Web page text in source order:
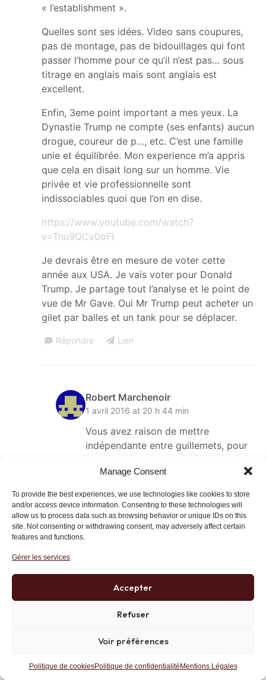
Manage Consent
To provide the best experiences, we use technologies like cookies to store
and/or access device information. Consenting to these technologies will
allow us to process data such as browsing behavior or unique IDs on this
site. Not consenting or withdrawing consent, may adversely affect certain
features and functions.
Gérer les services
Accepter
Refuser
Voir préférences
Politique de cookiesPolitique de confidentialité Mentions Légales
« l’establishment ».
Quelles sont ses idées. Video sans coupures,
pas de montage, pas de bidouillages qui font
passer l’homme pour ce qu’il n’est pas… sous
titrage en anglais mais sont anglais est
excellent.
Enfin, 3eme point important a mes yeux. La
Dynastie Trump ne compte (ses enfants) aucun
drogue, coureur de p…, etc. C’est une famille
unie et équilibrée. Mon experience m’a appris
que cela en disait long sur un homme. Vie
privée et vie professionnelle sont
indissociables quoi que l’on en dise.
https://www.youtube.com/watch?
v=Tnu9QCv0oFI
Je devrais être en mesure de voter cette
année aux USA. Je vais voter pour Donald
Trump. Je partage tout l’analyse et le point de
vue de Mr Gave. Oui Mr Trump peut acheter un
gilet par balles et un tank pour se déplacer.
Répondre Lien
Robert Marchenoir
1 avril 2016 at 20 h 44 min
Vous avez raison de mettre
indépendante entre guillemets, pour
TV Libertés. Elle est indépendante de
beaucoup de monde, mais pas de
Le directeur d’antenne de TV
Libertés est Gilles Arnaud, ancien
directeur de Pro Russia TV, une autre
arrêtée au moment où TV Libertés a
Pro Russia TV, dont la ligne éditoriale
est contenue dans le nom, avait un